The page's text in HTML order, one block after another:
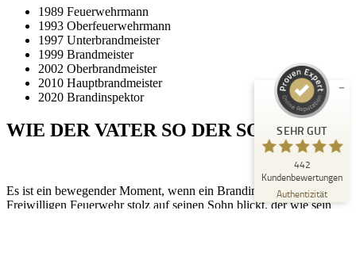
1989 Feuerwehrmann
1993 Oberfeuerwehrmann
1997 Unterbrandmeister
1999 Brandmeister
2002 Oberbrandmeister
2010 Hauptbrandmeister
2020 Brandinspektor
WIE DER VATER SO DER SOHN
Es ist ein bewegender Moment, wenn ein Brandinspektor der
Freiwilligen Feuerwehr stolz auf seinen Sohn blickt, der wie sein
SEHR GUT
442
Kundenbewertungen
Authentizität
Empfehlungen auf
ProvenExpert.com
Bewertungen auf ProvenExpert.com
Blick aufs ProvenExpert-Profil werfen
22.07.2026